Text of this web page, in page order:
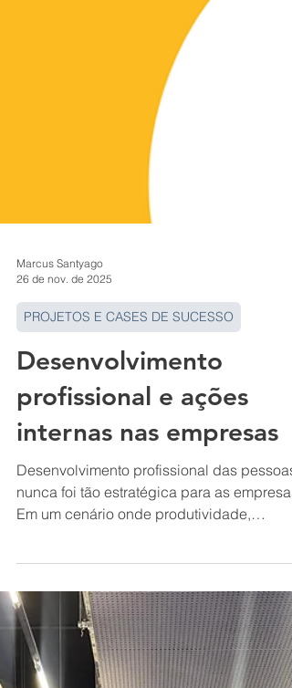
Marcus Santyago
PROJETOS E CASES DE SUCESSO
Desenvolvimento
profissional e ações
internas nas empresas
Desenvolvimento profissional das pessoas
nunca foi tão estratégica para as empresas.
Em um cenário onde produtividade,
inovação e competitividade caminham
com bem-estar, investir em ações internas
para colaboradores se tornou uma